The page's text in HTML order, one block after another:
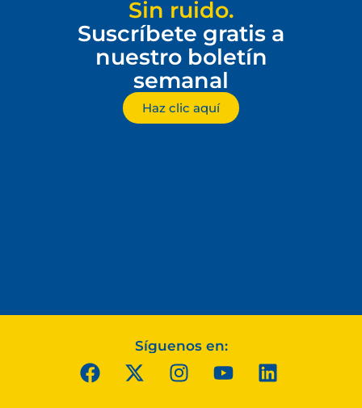
Sin ruido.
Suscríbete gratis a
nuestro boletín
semanal
Haz clic aquí
Síguenos en: